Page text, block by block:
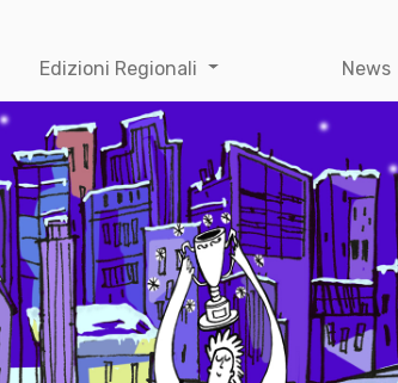
Edizioni Regionali News